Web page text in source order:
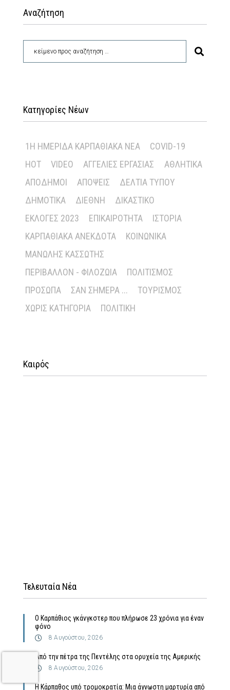
Αναζήτηση
Κατηγορίες Νέων
1Η ΗΜΕΡΊΔΑ ΚΑΡΠΑΘΙΑΚΆ ΝΈΑ
COVID-19
HOT
VIDEO ΑΓΓΕΛΊΕΣ ΕΡΓΑΣΊΑΣ
ΑΘΛΗΤΙΚΆ
ΑΠΌΔΗΜΟΙ
ΑΠΌΨΕΙΣ
ΔΕΛΤΊΑ ΤΎΠΟΥ
ΔΗΜΟΤΙΚΆ
ΔΙΕΘΝΉ
ΔΙΚΑΣΤΙΚΌ
ΕΚΛΟΓΈΣ 2023
ΕΠΙΚΑΙΡΌΤΗΤΑ
ΙΣΤΟΡΊΑ
ΚΑΡΠΑΘΙΑΚΆ ΑΝΈΚΔΟΤΑ
ΚΟΙΝΩΝΙΚΆ
ΜΑΝΏΛΗΣ ΚΑΣΣΏΤΗΣ
ΠΕΡΙΒΆΛΛΟΝ - ΦΙΛΟΖΩΊΑ
ΠΟΛΙΤΙΣΜΌΣ
ΠΡΌΣΩΠΑ
ΣΑΝ ΣΉΜΕΡΑ ...
ΤΟΥΡΙΣΜΌΣ
ΧΩΡΊΣ ΚΑΤΗΓΟΡΊΑ
ΠΟΛΙΤΙΚΉ
Καιρός
Τελευταία Νέα
Ο Καρπάθιος γκάνγκστερ που πλήρωσε 23 χρόνια για έναν
φόνο
8 Αυγούστου, 2026
Από την πέτρα της Πεντέλης στα ορυχεία της Αμερικής
8 Αυγούστου, 2026
Η Κάρπαθος υπό τρομοκρατία: Μια άγνωστη μαρτυρία από